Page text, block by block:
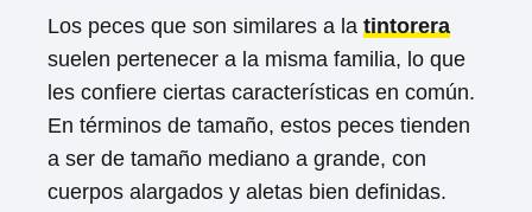
Los peces que son similares a la tintorera
suelen pertenecer a la misma familia, lo que
les confiere ciertas características en común.
En términos de tamaño, estos peces tienden
a ser de tamaño mediano a grande, con
cuerpos alargados y aletas bien definidas.